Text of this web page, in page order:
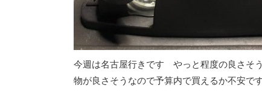
今週は名古屋行きです やっと程度の良さそ
物が良さそうなので予算内で買えるか不安